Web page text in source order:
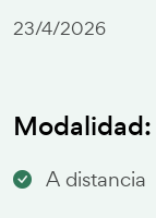
23/4/2026
Modalidad:
A distancia